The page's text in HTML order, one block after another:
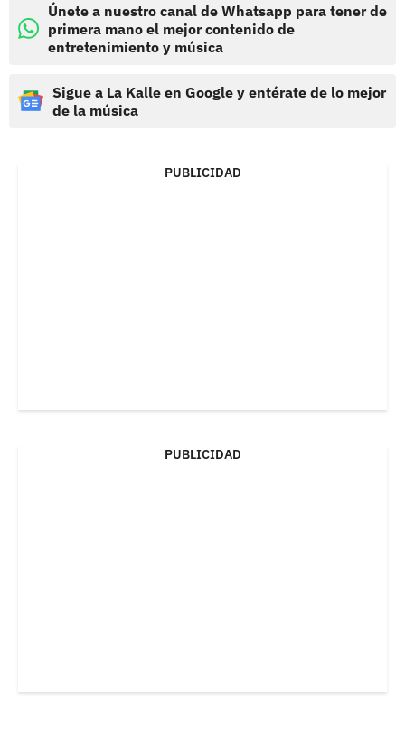
Únete a nuestro canal de Whatsapp para tener de
primera mano el mejor contenido de
entretenimiento y música
Sigue a La Kalle en Google y entérate de lo mejor
de la música
PUBLICIDAD
PUBLICIDAD